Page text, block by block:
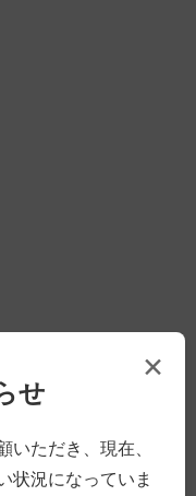
×
せ
ただき、現在、
状況になっていま